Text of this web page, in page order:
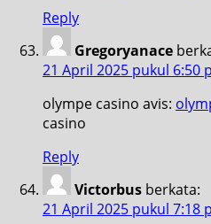
Reply
Gregoryanace
21 April 2025 pukul 6:50
olympe casino avis:
casino
Reply
Victorbus berkata:
21 April 2025 pukul 7:18